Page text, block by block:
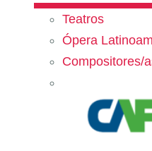
Teatros
Ópera
Compositores/